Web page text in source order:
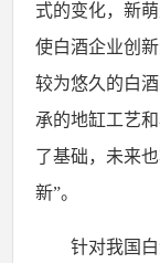
式的变化，新
使白酒企业创
较为悠久的白
承的地缸工艺
了基础，未来
新”。
针对我国